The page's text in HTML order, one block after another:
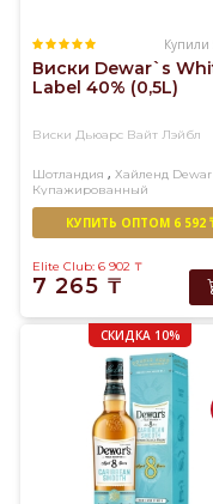
раз.
Доставка
Алматы
течение
часов.
Купили
Виски Dewar`s
Label 40% (0,5L)
Виски Дьюарс Вайт Лэйбл
Шотландия , Хайленд
Купажированный
КУПИТЬ ОПТОМ 6 592
Elite Club: 6 902 ₸
7 265 ₸
СКИДКА 10%